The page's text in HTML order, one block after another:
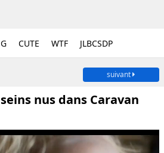
CUTE WTF JLBCSDP
suivant
nus dans Caravan